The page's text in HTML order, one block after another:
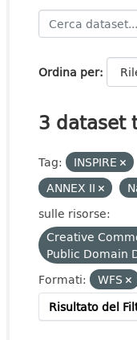
Ordina per
3 dataset
Tag: INSPIRE
ANNEX II
sulle risorse:
Creative
Public Domain
Formati:
WFS
Risultato del